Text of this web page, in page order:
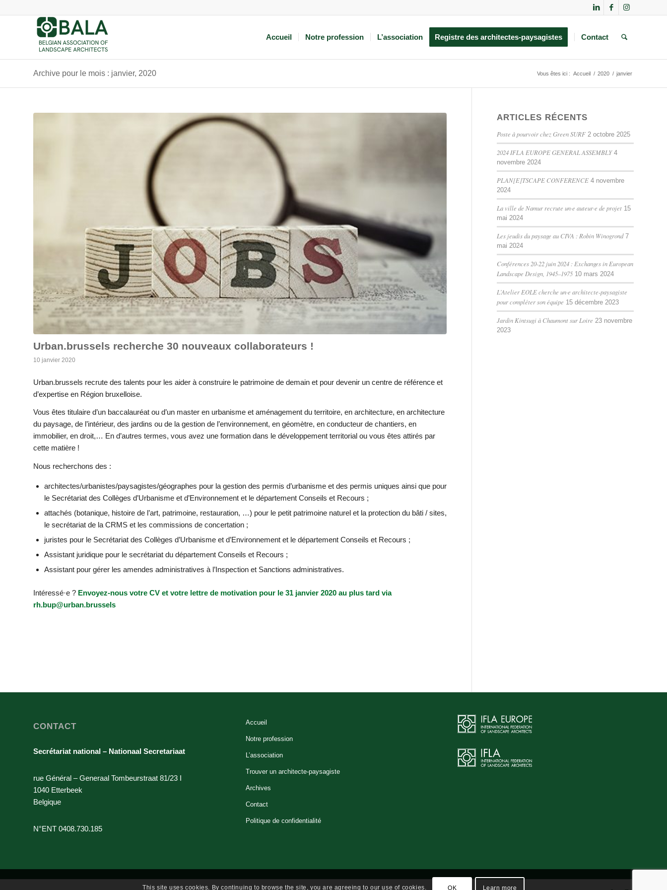
Accueil Notre profession L’association Registre des architectes-paysagistes Contact
Archive pour le mois : janvier, 2020 Vous êtes ici : Accueil / 2020 / janvier
Urban.brussels recherche 30 nouveaux collaborateurs !
10 janvier 2020
Urban.brussels recrute des talents pour les aider à construire le patrimoine de demain et pour devenir un centre de référence et
d’expertise en Région bruxelloise.
Vous êtes titulaire d’un baccalauréat ou d’un master en urbanisme et aménagement du territoire, en architecture, en architecture
du paysage, de l’intérieur, des jardins ou de la gestion de l’environnement, en géomètre, en conducteur de chantiers, en
immobilier, en droit,… En d’autres termes, vous avez une formation dans le développement territorial ou vous êtes attirés par
cette matière !
Nous recherchons des :
architectes/urbanistes/paysagistes/géographes pour la gestion des permis d’urbanisme et des permis uniques ainsi que pour
le Secrétariat des Collèges d’Urbanisme et d’Environnement et le département Conseils et Recours ;
attachés (botanique, histoire de l’art, patrimoine, restauration, …) pour le petit patrimoine naturel et la protection du bâti / sites,
le secrétariat de la CRMS et les commissions de concertation ;
juristes pour le Secrétariat des Collèges d’Urbanisme et d’Environnement et le département Conseils et Recours ;
Assistant juridique pour le secrétariat du département Conseils et Recours ;
Assistant pour gérer les amendes administratives à l’Inspection et Sanctions administratives.
Intéressé·e ? Envoyez-nous votre CV et votre lettre de motivation pour le 31 janvier 2020 au plus tard via
rh.bup@urban.brussels
ARTICLES RÉCENTS
Poste à pourvoir chez Green SURF 2 octobre 2025
2024 IFLA EUROPE GENERAL ASSEMBLY 4
novembre 2024
PLAN[E]TSCAPE CONFERENCE 4 novembre
2024
La ville de Namur recrute un·e auteur·e de projet 15
mai 2024
Les jeudis du paysage au CIVA : Robin Winogrond 7
mai 2024
Conférences 20-22 juin 2024 : Exchanges in European
Landscape Design, 1945–1975 10 mars 2024
L’Atelier EOLE cherche un·e architecte-paysagiste
pour compléter son équipe 15 décembre 2023
Jardin Kintsugi à Chaumont sur Loire 23 novembre
2023
CONTACT
Secrétariat national – Nationaal Secretariaat
rue Général – Generaal Tombeurstraat 81/23 I
1040 Etterbeek
Belgique
N°ENT 0408.730.185
Accueil
Notre profession
L’association
Trouver un architecte-paysagiste
Archives
Contact
Politique de confidentialité
This site uses cookies. By continuing to browse the site, you are agreeing to our use of cookies. OK Learn more